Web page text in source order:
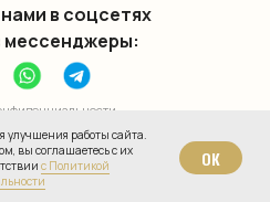
улучшения работы сайта.
вы соглашаетесь с их
с Политикой
ОК
в соцсетях
мессенджеры:
Внутренняя отделка под ключ
обработку данных